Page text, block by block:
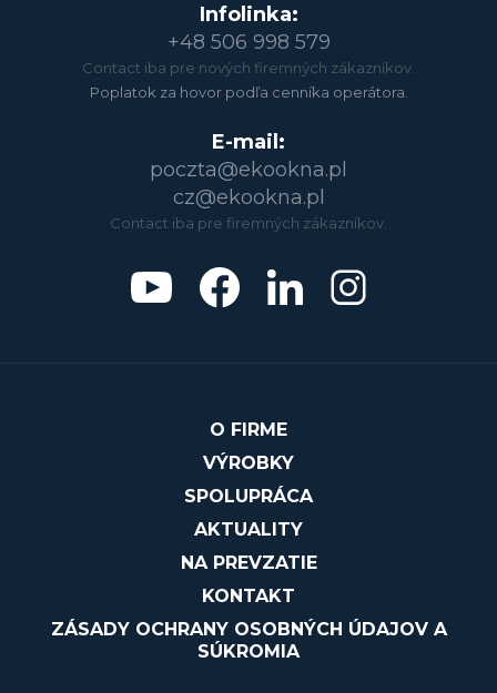
Infolinka:
+48 506 998 579
Contact iba pre nových firemných zákazníkov.
Poplatok za hovor podľa cenníka operátora.
E-mail:
poczta@ekookna.pl
cz@ekookna.pl
Contact iba pre firemných zákazníkov.
O FIRME
VÝROBKY
SPOLUPRÁCA
AKTUALITY
NA PREVZATIE
KONTAKT
ZÁSADY OCHRANY OSOBNÝCH ÚDAJOV A
SÚKROMIA